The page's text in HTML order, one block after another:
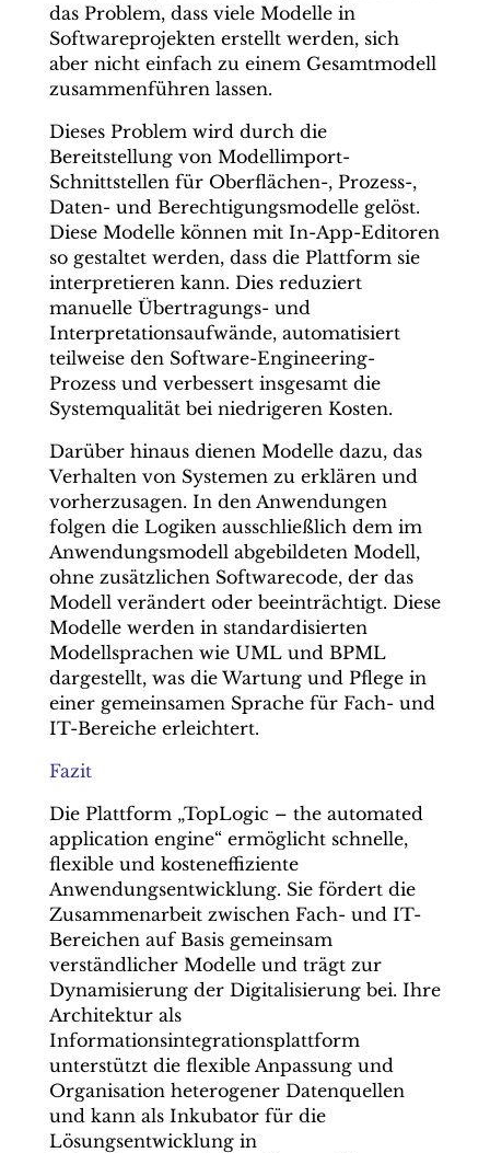
das Problem, dass viele Modelle in
Softwareprojekten erstellt werden, sich
aber nicht einfach zu einem Gesamtmodell
zusammenführen lassen.
Dieses Problem wird durch die
Bereitstellung von Modellimport-
Schnittstellen für Oberflächen-, Prozess-,
Daten- und Berechtigungsmodelle gelöst.
Diese Modelle können mit In-App-Editoren
so gestaltet werden, dass die Plattform sie
interpretieren kann. Dies reduziert
manuelle Übertragungs- und
Interpretationsaufwände, automatisiert
teilweise den Software-Engineering-
Prozess und verbessert insgesamt die
Systemqualität bei niedrigeren Kosten.
Darüber hinaus dienen Modelle dazu, das
Verhalten von Systemen zu erklären und
vorherzusagen. In den Anwendungen
folgen die Logiken ausschließlich dem im
Anwendungsmodell abgebildeten Modell,
ohne zusätzlichen Softwarecode, der das
Modell verändert oder beeinträchtigt. Diese
Modelle werden in standardisierten
Modellsprachen wie UML und BPML
dargestellt, was die Wartung und Pflege in
einer gemeinsamen Sprache für Fach- und
IT-Bereiche erleichtert.
Fazit
Die Plattform „TopLogic – the automated
application engine“ ermöglicht schnelle,
flexible und kosteneffiziente
Anwendungsentwicklung. Sie fördert die
Zusammenarbeit zwischen Fach- und IT-
Bereichen auf Basis gemeinsam
verständlicher Modelle und trägt zur
Dynamisierung der Digitalisierung bei. Ihre
Architektur als
Informationsintegrationsplattform
unterstützt die flexible Anpassung und
Organisation heterogener Datenquellen
und kann als Inkubator für die
Lösungsentwicklung in